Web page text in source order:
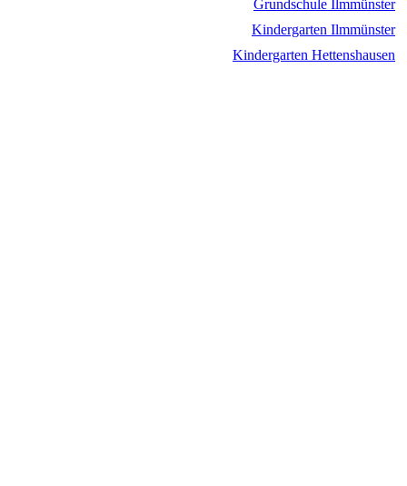
Grundschule Ilmmünster
Kindergarten Ilmmünster
Kindergarten Hettenshausen